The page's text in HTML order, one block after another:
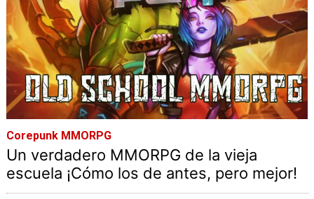
Corepunk MMORPG
Un verdadero MMORPG de la vieja
escuela ¡Cómo los de antes, pero mejor!